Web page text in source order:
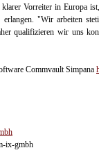
Vorreiter in Europa
"Wir arbeiten
qualifizieren wir uns
Commvault Simpana
ix-gmbh